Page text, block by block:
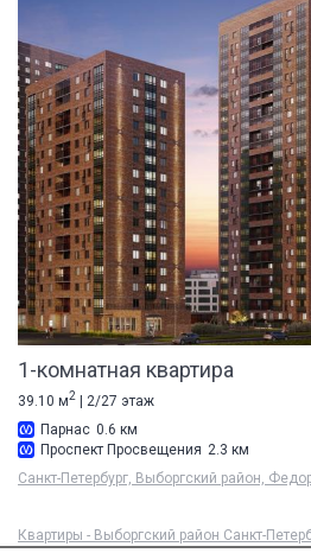
1-комнатная квартира
39.10 м2 | 2/27 этаж
Парнас 0.6 км
Проспект Просвещения 2.3 км
Санкт-Петербург, Выборгский район,
Квартиры - Выборгский район Санкт-